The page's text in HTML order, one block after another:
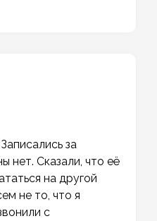
за
нет. Сказали, что её
на другой
не то, что я
с